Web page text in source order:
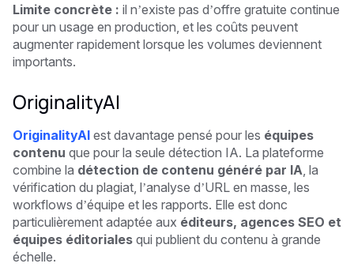
Limite concrète : il n’existe pas d’offre gratuite continue
pour un usage en production, et les coûts peuvent
augmenter rapidement lorsque les volumes deviennent
importants.
OriginalityAI
OriginalityAI est davantage pensé pour les équipes
contenu que pour la seule détection IA. La plateforme
combine la détection de contenu généré par IA , la
vérification du plagiat, l’analyse d’URL en masse, les
workflows d’équipe et les rapports. Elle est donc
particulièrement adaptée aux éditeurs, agences SEO et
équipes éditoriales qui publient du contenu à grande
échelle.